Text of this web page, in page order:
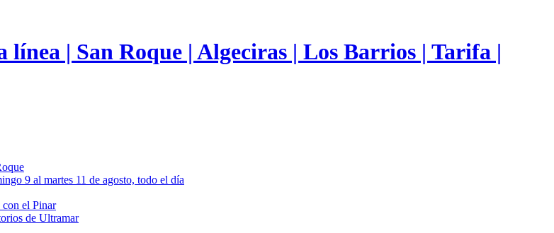
9 al martes 11 de agosto, todo el día
con el Pinar
de Ultramar